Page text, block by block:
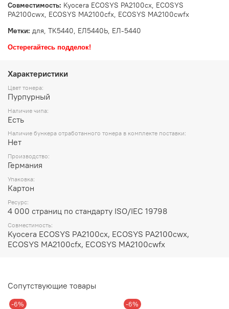
Совместимость: Kyocera ECOSYS PA2100cx, ECOSYS
PA2100cwx, ECOSYS MA2100cfx, ECOSYS MA2100cwfx
Метки: для, TK5440, ЕЛ5440Ь, ЕЛ-5440
Остерегайтесь подделок!
Характеристики
Цвет тонера:
Пурпурный
Наличие чипа:
Есть
Наличие бункера отработанного тонера в комплекте поставки:
Нет
Производство:
Германия
Упаковка:
Картон
Ресурс:
4 000 страниц по стандарту ISO/IEC 19798
Совместимость:
Kyocera ECOSYS PA2100cx, ECOSYS PA2100cwx,
ECOSYS MA2100cfx, ECOSYS MA2100cwfx
Сопутствующие товары
-6% -6%